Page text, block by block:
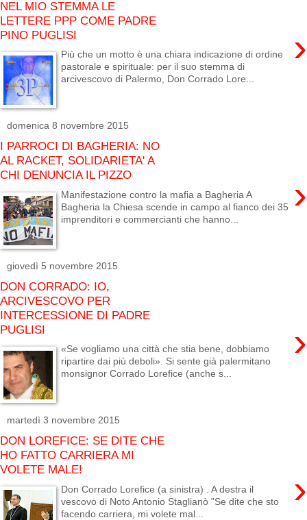
NEL MIO STEMMA LE
LETTERE PPP COME PADRE
PINO PUGLISI
›
Più che un motto è una chiara indicazione di ordine
pastorale e spirituale: per il suo stemma di
arcivescovo di Palermo, Don Corrado Lore...
domenica 8 novembre 2015
I PARROCI DI BAGHERIA: NO
AL RACKET, SOLIDARIETA' A
CHI DENUNCIA IL PIZZO
›
Manifestazione contro la mafia a Bagheria A
Bagheria la Chiesa scende in campo al fianco dei 35
imprenditori e commercianti che hanno...
giovedì 5 novembre 2015
DON CORRADO: IO,
ARCIVESCOVO PER
INTERCESSIONE DI PADRE
PUGLISI
›
«Se vogliamo una città che stia bene, dobbiamo
ripartire dai più deboli». Si sente già palermitano
monsignor Corrado Lorefice (anche s...
martedì 3 novembre 2015
DON LOREFICE: SE DITE CHE
HO FATTO CARRIERA MI
VOLETE MALE!
›
Don Corrado Lorefice (a sinistra) . A destra il
vescovo di Noto Antonio Staglianò "Se dite che sto
facendo carriera, mi volete mal...